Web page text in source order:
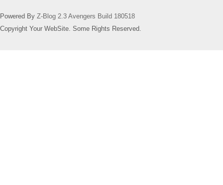
Powered By Z-Blog 2.3 Avengers Build 180518
Copyright Your WebSite. Some Rights Reserved.